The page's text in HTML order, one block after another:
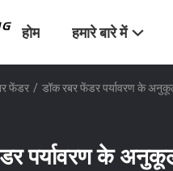
होम हमारे बारे में
फेंडर / डॉक रबर फेंडर पर्यावरण के
पर्यावरण के